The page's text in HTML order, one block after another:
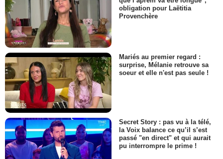
obligation pour Laëtitia
Provenchère
Mariés au premier regard :
surprise, Mélanie retrouve sa
soeur et elle n'est pas seule !
Secret Story : pas vu à la télé,
la Voix balance ce qu’il s’est
passé "en direct" et qui aurait
pu interrompre le prime !